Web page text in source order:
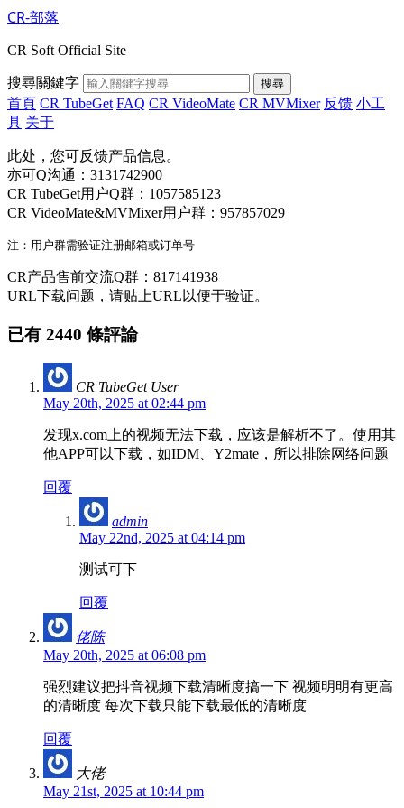
CR-部落
CR Soft Official Site
搜尋關鍵字 搜尋
首頁 CR TubeGet FAQ CR VideoMate CR MVMixer 反馈 小工
具 关于
此处，您可反馈产品信息。
亦可Q沟通：3131742900
CR TubeGet用户Q群：1057585123
CR VideoMate&MVMixer用户群：957857029
CR产品售前交流Q群：817141938
URL下载问题，请贴上URL以便于验证。
已有 2440 條評論
CR TubeGet User
May 20th, 2025 at 02:44 pm
发现x.com上的视频无法下载，应该是解析不了。使用其
他APP可以下载，如IDM、Y2mate，所以排除网络问题
回覆
admin
May 22nd, 2025 at 04:14 pm
测试可下
回覆
佬陈
May 20th, 2025 at 06:08 pm
强烈建议把抖音视频下载清晰度搞一下 视频明明有更高
的清晰度 每次下载只能下载最低的清晰度
回覆
大佬
May 21st, 2025 at 10:44 pm